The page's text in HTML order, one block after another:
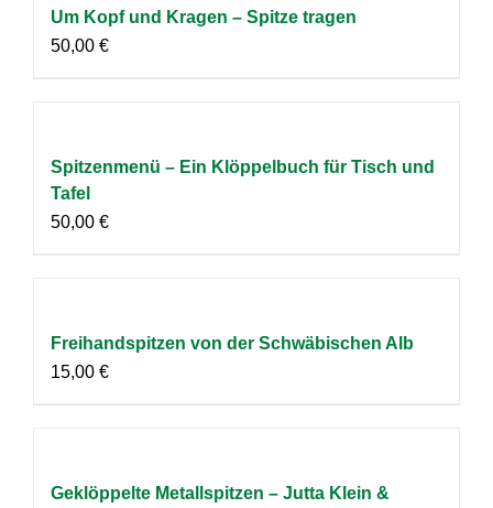
Um Kopf und Kragen – Spitze tragen
50,00 €
Spitzenmenü – Ein Klöppelbuch für Tisch und
Tafel
50,00 €
Freihandspitzen von der Schwäbischen Alb
15,00 €
Geklöppelte Metallspitzen – Jutta Klein &